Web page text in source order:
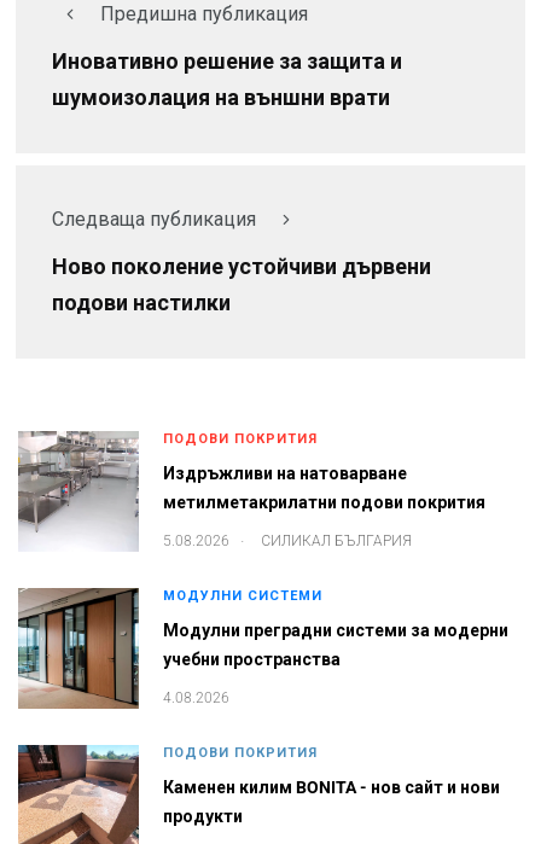
Предишна публикация
Иновативно решение за защита и
шумоизолация на външни врати
Следваща публикация
Ново поколение устойчиви дървени
подови настилки
ПОДОВИ ПОКРИТИЯ
Издръжливи на натоварване
метилметакрилатни подови покрития
5.08.2026 СИЛИКАЛ БЪЛГАРИЯ
МОДУЛНИ СИСТЕМИ
Модулни преградни системи за модерни
учебни пространства
4.08.2026
ПОДОВИ ПОКРИТИЯ
Каменен килим BONITA - нов сайт и нови
продукти